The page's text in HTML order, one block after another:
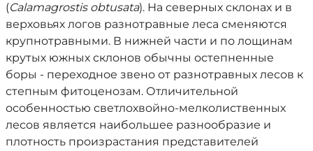
(Calamagrostis obtusata). На северных склонах и в
верховьях логов разнотравные леса сменяются
крупнотравными. В нижней части и по лощинам
крутых южных склонов обычны остепненные
боры - переходное звено от разнотравных лесов к
степным фитоценозам. Отличительной
особенностью светлохвойно-мелколиственных
лесов является наибольшее разнообразие и
плотность произрастания представителей